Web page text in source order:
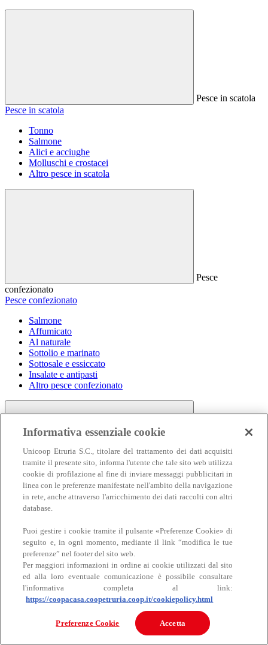
Pesce in scatola
Pesce in scatola
Tonno
Salmone
Alici e acciughe
Molluschi e crostacei
Altro pesce in scatola
Pesce
confezionato
Pesce confezionato
Salmone
Affumicato
Al naturale
Sottolio e marinato
Sottosale e essiccato
Insalate e antipasti
Altro pesce confezionato
Carne
Carne
Bovino
Informativa essenziale cookie
Unicoop Etruria S.C., titolare del trattamento dei dati acquisiti
tramite il presente sito, informa l'utente che tale sito web utilizza
cookie di profilazione al fine di inviare messaggi pubblicitari in
linea con le preferenze manifestate nell'ambito della navigazione
in rete, anche attraverso l'arricchimento dei dati raccolti con altri
database.
Puoi gestire i cookie tramite il pulsante «Preferenze Cookie» di
seguito e, in ogni momento, mediante il link “modifica le tue
preferenze” nel footer del sito web.
Per maggiori informazioni in ordine ai cookie utilizzati dal sito
ed alla loro eventuale comunicazione è possibile consultare
l'informativa completa al link:
https://coopacasa.coopetruria.coop.it/cookiepolicy.html
Preferenze Cookie Accetta